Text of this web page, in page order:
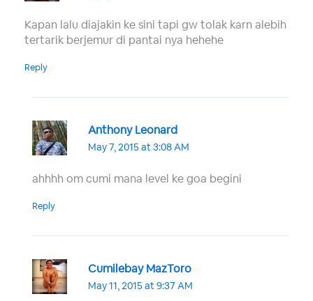
Kapan lalu diajakin ke sini tapi gw tolak karn alebih
tertarik berjemur di pantai nya hehehe
Reply
Anthony Leonard
May 7, 2015 at 3:08 AM
ahhhh om cumi mana level ke goa begini
Reply
Cumilebay MazToro
May 11, 2015 at 9:37 AM